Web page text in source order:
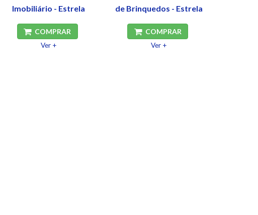
Imobiliário - Estrela
COMPRAR
Ver +
de Brinquedos - Estrela
COMPRAR
Ver +